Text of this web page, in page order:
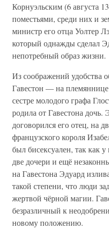
Корнуэльским (6 августа
поместьями, среди них и
министр его отца Уолтер
который однажды сделал
непотребный образ жизни.
Из соображений удобства
Гавестон — на
сестре молодого графа
родила от Гавестона
договорился его отец, на
французского короля
был бисексуален, так как
две дочери и ещё
на Гавестона Эдуард
такой степени, что люди
жертвой чёрной магии.
безразличный к
новому положению.